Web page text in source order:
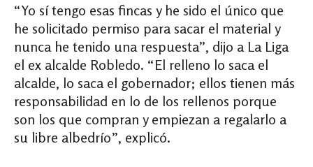
“Yo sí tengo esas fincas y he sido el único que
he solicitado permiso para sacar el material y
nunca he tenido una respuesta”, dijo a La Liga
el ex alcalde Robledo. “El relleno lo saca el
alcalde, lo saca el gobernador; ellos tienen más
responsabilidad en lo de los rellenos porque
son los que compran y empiezan a regalarlo a
su libre albedrío”, explicó.